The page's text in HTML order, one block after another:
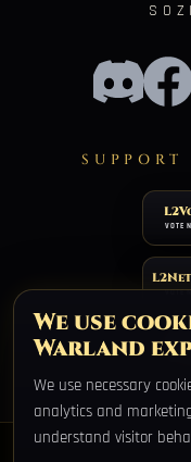
VOTE
VOTE
VOTE
We use
Warland
We use necessary
analytics and
understand visitor